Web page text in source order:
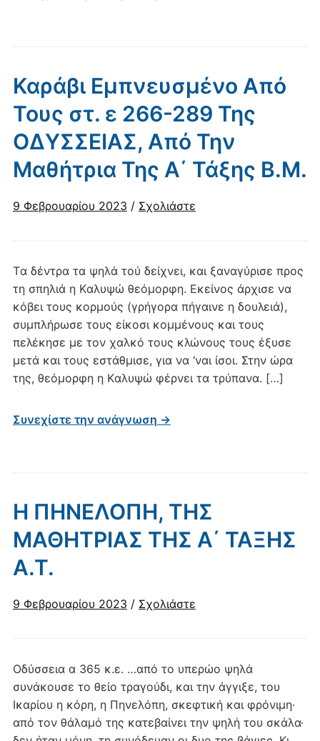
Καράβι Εμπνευσμένο Από
Τους στ. ε 266-289 Της
ΟΔΥΣΣΕΙΑΣ, Από Την
Μαθήτρια Της Α΄ Τάξης Β.Μ.
9 Φεβρουαρίου 2023 / Σχολιάστε
Tα δέντρα τα ψηλά τού δείχνει, και ξαναγύρισε προς
τη σπηλιά η Kαλυψώ θεόμορφη. Eκείνος άρχισε να
κόβει τους κορμούς (γρήγορα πήγαινε η δουλειά),
συμπλήρωσε τους είκοσι κομμένους και τους
πελέκησε με τον χαλκό τους κλώνους τους έξυσε
μετά και τους εστάθμισε, για να ‘ναι ίσοι. Στην ώρα
της, θεόμορφη η Kαλυψώ φέρνει τα τρύπανα. […]
Συνεχίστε την ανάγνωση →
Η ΠΗΝΕΛΟΠΗ, ΤΗΣ
ΜΑΘΗΤΡΙΑΣ ΤΗΣ Α΄ ΤΑΞΗΣ
Α.Τ.
9 Φεβρουαρίου 2023 / Σχολιάστε
Οδύσσεια α 365 κ.ε. …από το υπερώο ψηλά
συνάκουσε το θείο τραγούδι, και την άγγιξε, του
Ικαρίου η κόρη, η Πηνελόπη, σκεφτική και φρόνιμη·
από τον θάλαμό της κατεβαίνει την ψηλή του σκάλα·